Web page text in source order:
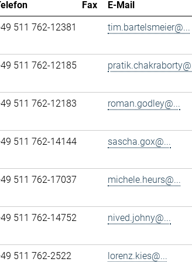
Fax E-Mail
511 762-12381 tim.bartelsmeier@...
511 762-12185
511 762-12183 roman.godley@...
511 762-14144 sascha.gox@...
511 762-17037 michele.heurs@...
511 762-14752 nived.johny@...
511 762-2522 lorenz.kies@...